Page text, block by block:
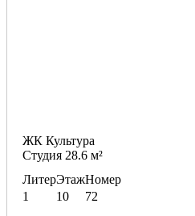
ЖК Культура
Студия 28.6 м²
Литер
1
Этаж
10
Номер
72